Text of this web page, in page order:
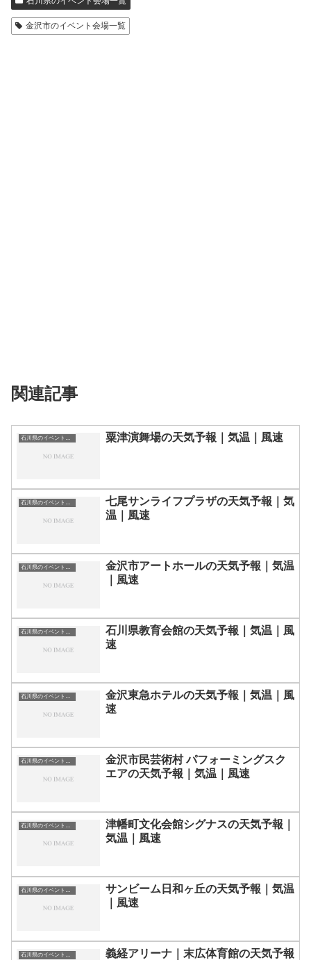
金沢市のイベント会場一覧
関連記事
石川県のイベント会場一覧 粟津演舞場の天気予報｜気温｜風速
石川県のイベント会場一覧
七尾サンライフプラザの天気予報｜気
温｜風速
石川県のイベント会場一覧
金沢市アートホールの天気予報｜気温
｜風速
石川県のイベント会場一覧
石川県教育会館の天気予報｜気温｜風
速
石川県のイベント会場一覧
金沢東急ホテルの天気予報｜気温｜風
速
石川県のイベント会場一覧
金沢市民芸術村 パフォーミングスク
エアの天気予報｜気温｜風速
石川県のイベント会場一覧
津幡町文化会館シグナスの天気予報｜
気温｜風速
サンビーム日和ヶ丘の天気予報｜気温
｜風速
義経アリーナ｜末広体育館の天気予報